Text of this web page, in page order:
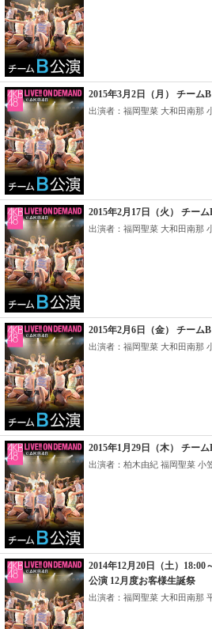
2015年3月2日（月） チーム
出演者：福岡聖菜 大和田南那
2015年2月17日（火） チー
出演者：福岡聖菜 大和田南那
2015年2月6日（金） チーム
出演者：福岡聖菜 大和田南那
2015年1月29日（木） チー
出演者：柏木由紀 福岡聖菜 小
2014年12月20日（土）18:00
公演 12月度お客様生誕祭
出演者：福岡聖菜 大和田南那